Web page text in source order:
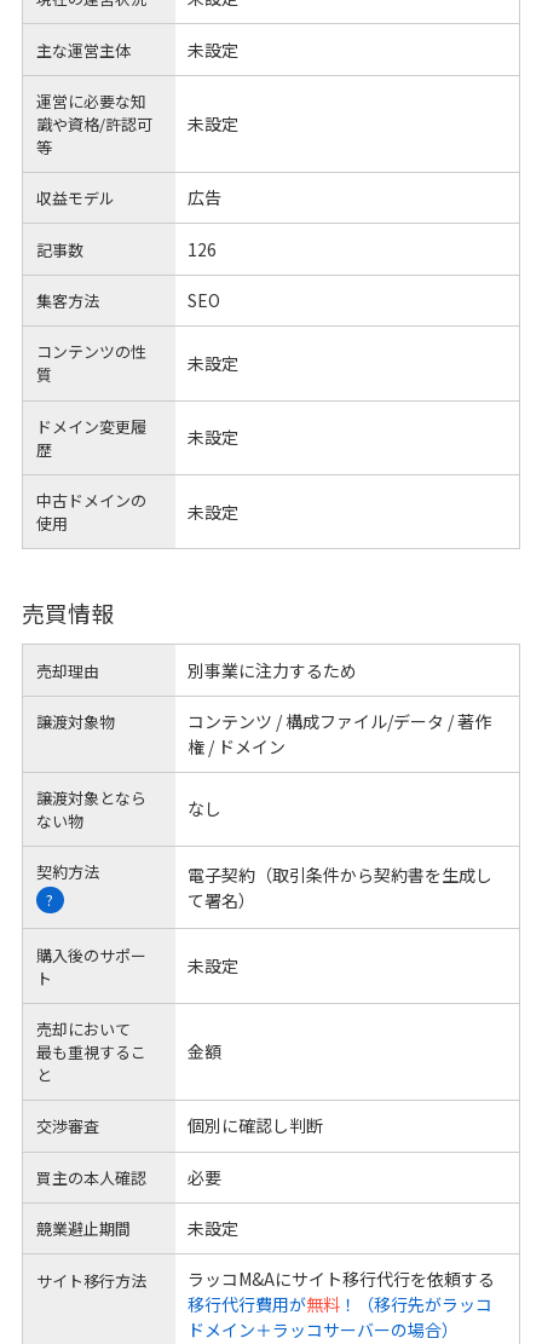
主な運営主体 未設定
運営に必要な知
識や資格/許認可
等
未設定
収益モデル 広告
記事数 126
集客方法 SEO
コンテンツの性
質
未設定
ドメイン変更履
歴
未設定
中古ドメインの
使用
未設定
売買情報
売却理由 別事業に注力するため
譲渡対象物
コンテンツ / 構成ファイル/データ / 著作
権 / ドメイン
譲渡対象となら
ない物
なし
契約方法
?
電子契約（取引条件から契約書を生成し
て署名）
購入後のサポー
ト
未設定
売却において
最も重視するこ
と
金額
交渉審査 個別に確認し判断
買主の本人確認 必要
競業避止期間 未設定
サイト移行方法
ラッコM&Aにサイト移行代行を依頼する
移行代行費用が無料！（移行先がラッコ
ドメイン＋ラッコサーバーの場合）